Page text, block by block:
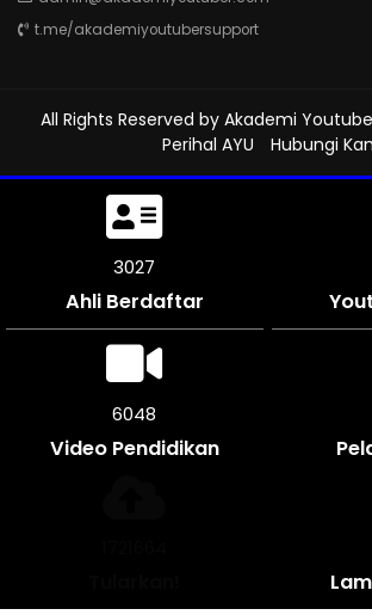
t.me/akademiyoutubersupport
All Rights Reserved by Akademi
Perihal AYU
Hubungi
3498
Ahli Berdaftar
6996
Video Pendidikan